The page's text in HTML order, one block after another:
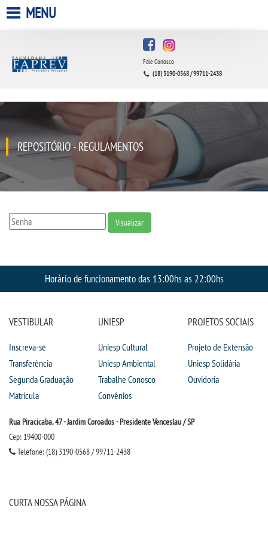
A FACULDADE
A UNIESP S.A.
QUEM SOMOS
INFRAESTRUTURA
BACHARELADOS
TECNOLÓGICOS
INSCREVA-SE
MENU
Fale Conosco
(18) 3190-0568 / 99711-2438
REPOSITÓRIO - REGULAMENTOS
Visualizar
Horário de funcionamento das 13:00hs as 22:00hs
VESTIBULAR
Inscreva-se
Transferência
Segunda Graduação
Matrícula
UNIESP
Uniesp Cultural
Uniesp Ambiental
Trabalhe Conosco
Convênios
PROJETOS SOCIAIS
Projeto de Extensão
Uniesp Solidária
Ouvidoria
Rua Piracicaba, 47 - Jardim Coroados - Presidente Venceslau / SP
Cep: 19400-000
Telefone: (18) 3190-0568 / 99711-2438
CURTA NOSSA PÁGINA